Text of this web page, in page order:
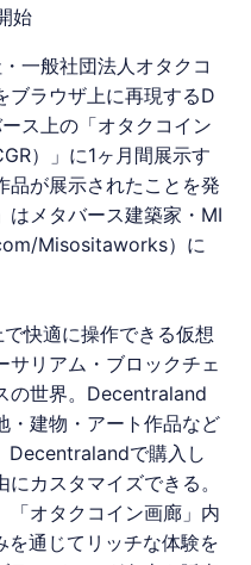
一般社団法人オタクコ
ブラウザ上に再現するD
ス上の「オタクコイン
）」に1ヶ月間展示す
品が展示されたことを発
はメタバース建築家・ MI
Misositaworks）に
快適に操作できる仮想
サリアム・ブロックチェ
の世界。 Decentraland
・建物・アート作品など
Decentralandで購入し
カスタマイズできる。
「オタクコイン画廊」内
を通じてリッチな体験を